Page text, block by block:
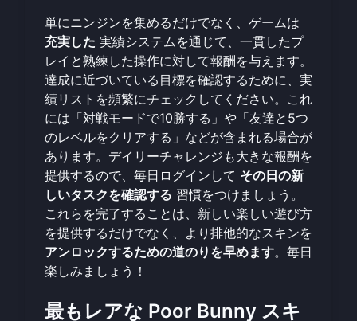
単にニンジンを集めるだけでなく、ゲームは
充実した 実績システムを通じて、一貫したプ
レイと熟練した操作に対して報酬を与えます。
達成に近づいている目標を確認するために、実
績リストを頻繁にチェックしてください。これ
には「対戦モードで10勝する」や「友達と5つ
のレベルをクリアする」などが含まれる場合が
あります。デイリーチャレンジも大きな報酬を
提供するので、毎日ログインして その日の新
しいタスクを確認する 習慣をつけましょう。
これらを完了することは、新しい楽しい遊び方
を提供するだけでなく、より排他的なスキンを
アンロックするための道のりを早めます。毎日
楽しみましょう ！
最もレアな Poor Bunny スキ